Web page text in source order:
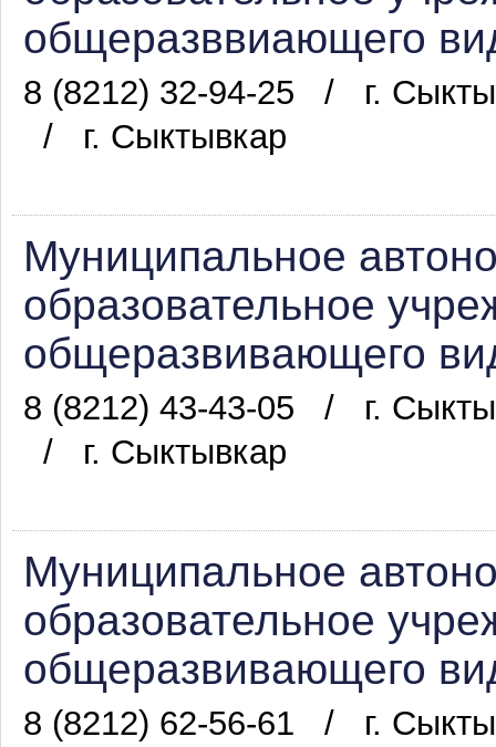
общеразввиающего
8 (8212) 32-94-25 /
г.
/
г. Сыктывкар
Муниципальное
образовательное
общеразвивающего
8 (8212) 43-43-05 /
г.
/
г. Сыктывкар
Муниципальное
образовательное
общеразвивающего
8 (8212) 62-56-61 /
г.